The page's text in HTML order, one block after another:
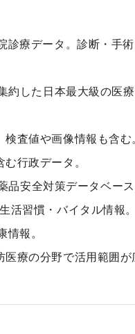
診療データ。診断・手
約した日本最大級の医
査値や画像情報も含む
行政データ。
品安全対策データベース
活習慣・バイタル情報。
情報。
療の分野で活用範囲が